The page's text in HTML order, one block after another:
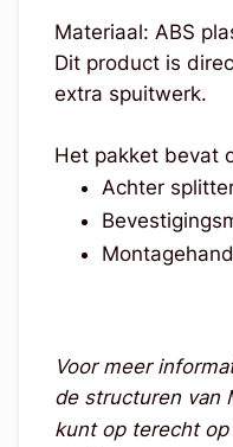
Materiaal: ABS
Dit product is
extra spuitwerk.
Het pakket bevat
Achter
Voor meer
de structuren van
kunt op terecht